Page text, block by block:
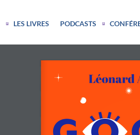
LES LIVRES PODCASTS